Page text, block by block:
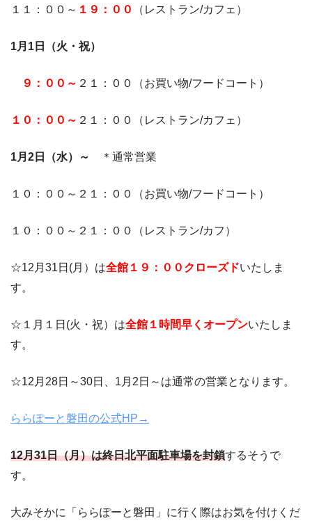
１１：００～ １９：００ （レストラン/カフェ）
1月1日（火・祝）
９：００～ ２１：００（お買い物/フードコート）
１０：００～ ２１：００（レストラン/カフェ）
1月2日（水）～ ＊通常営業
１０：００～２１：００（お買い物/フードコート）
１０：００～２１：００（レストラン/カフ）
☆12月31日(月）は全館１９：００クローズドいたしま
す。
☆１月１日(火・祝）は全館１時間早くオープンいたしま
す。
☆12月28日～30日、1月2日～は通常の営業となります。
ららぽーと磐田の公式HP→
12月31日（月）は終日北平面駐車場を封鎖するそうで
す。
大みそかに「ららぽーと磐田」に行く際はお気を付けくだ